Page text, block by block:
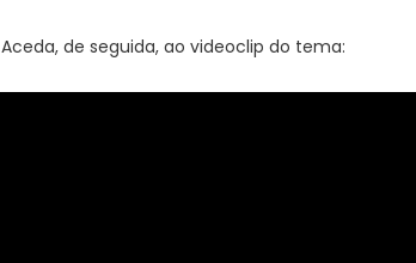
Aceda, de seguida, ao videoclip do tema: